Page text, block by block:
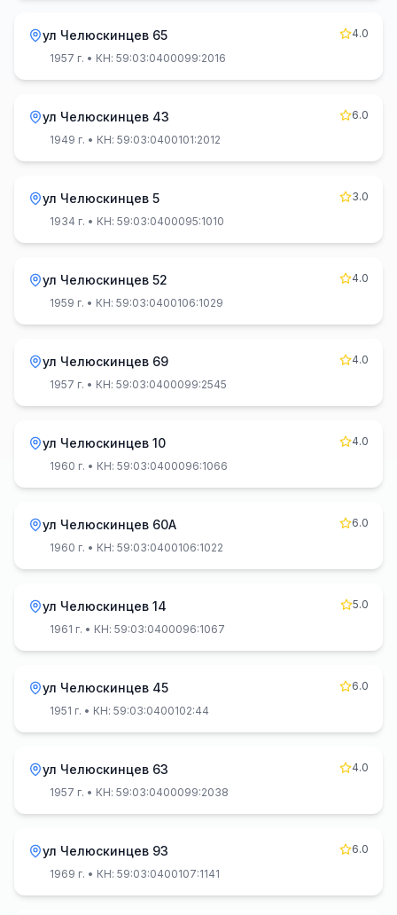
ул Челюскинцев 65
4.0
1957 г. • КН: 59:03:0400099:2016
ул Челюскинцев 43
6.0
1949 г. • КН: 59:03:0400101:2012
ул Челюскинцев 5
3.0
1934 г. • КН: 59:03:0400095:1010
ул Челюскинцев 52
4.0
1959 г. • КН: 59:03:0400106:1029
ул Челюскинцев 69
4.0
1957 г. • КН: 59:03:0400099:2545
ул Челюскинцев 10
4.0
1960 г. • КН: 59:03:0400096:1066
ул Челюскинцев 60А
6.0
1960 г. • КН: 59:03:0400106:1022
ул Челюскинцев 14
5.0
1961 г. • КН: 59:03:0400096:1067
ул Челюскинцев 45
6.0
1951 г. • КН: 59:03:0400102:44
ул Челюскинцев 63
4.0
1957 г. • КН: 59:03:0400099:2038
ул Челюскинцев 93
6.0
1969 г. • КН: 59:03:0400107:1141